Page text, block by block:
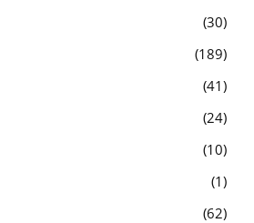
30
189
41
24
10
1
62